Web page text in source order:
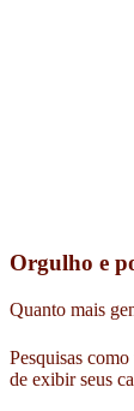
Orgulho e
Quanto mais
Pesquisas
de exibir seus